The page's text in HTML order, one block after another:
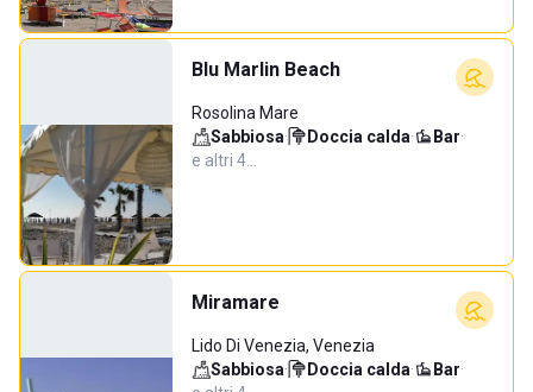
Blu Marlin Beach
Rosolina Mare
Sabbiosa· Doccia calda· Bar·
e altri 4…
Miramare
Lido Di Venezia, Venezia
Sabbiosa· Doccia calda· Bar·